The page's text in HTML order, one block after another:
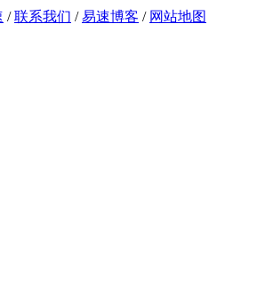
/ 联系我们 / 易速博客 / 网站地图